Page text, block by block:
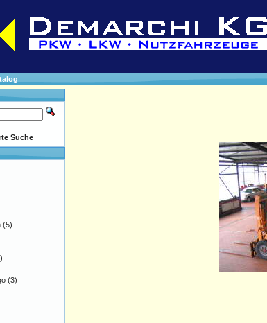
Suche
(5)
(3)